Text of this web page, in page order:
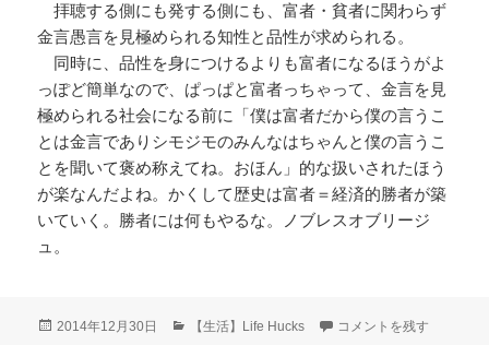
拝聴する側にも発する側にも、富者・貧者に関わらず
金言愚言を見極められる知性と品性が求められる。
同時に、品性を身につけるよりも富者になるほうがよ
っぽど簡単なので、ぱっぱと富者っちゃって、金言を見
極められる社会になる前に「僕は富者だから僕の言うこ
とは金言でありシモジモのみんなはちゃんと僕の言うこ
とを聞いて褒め称えてね。おほん」的な扱いされたほう
が楽なんだよね。かくして歴史は富者＝経済的勝者が築
いていく。勝者には何もやるな。ノブレスオブリージ
ュ。
投
2014年12月30日
カ【生活】Life Hucks この世では富者の愚言が
コメントを残す